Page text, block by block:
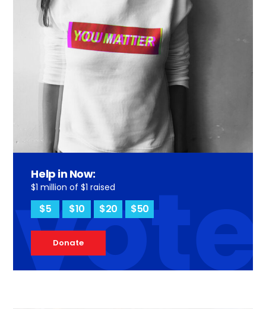
vote
Help in Now:
$1 million of $1 raised
$5 $10 $20 $50
Donate